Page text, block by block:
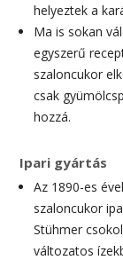
helyeztek a
Ma is sokan
egyszerű
szaloncukor
csak
hozzá.
Ipari gyártás
Az 1890-es
szaloncukor
Stühmer
változatos